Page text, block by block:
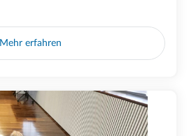
Mehr erfahren